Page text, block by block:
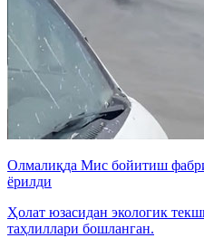
Олмалиқда Мис бойитиш
ёрилди
Ҳолат юзасидан экологик
таҳлиллари бошланган.